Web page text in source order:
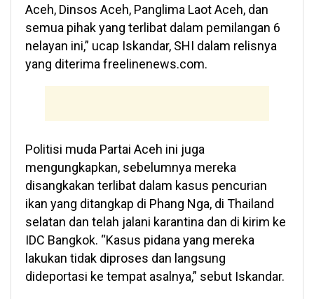
Aceh, Dinsos Aceh, Panglima Laot Aceh, dan
semua pihak yang terlibat dalam pemilangan 6
nelayan ini,” ucap Iskandar, SHI dalam relisnya
yang diterima freelinenews.com.
Politisi muda Partai Aceh ini juga
mengungkapkan, sebelumnya mereka
disangkakan terlibat dalam kasus pencurian
ikan yang ditangkap di Phang Nga, di Thailand
selatan dan telah jalani karantina dan di kirim ke
IDC Bangkok. “Kasus pidana yang mereka
lakukan tidak diproses dan langsung
dideportasi ke tempat asalnya,” sebut Iskandar.